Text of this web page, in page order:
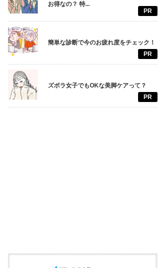
お得なの？ 特...
PR
簡単な診断で今のお疲れ度をチェック！
PR
ズボラ女子でもOKな美脚ケアって？
PR